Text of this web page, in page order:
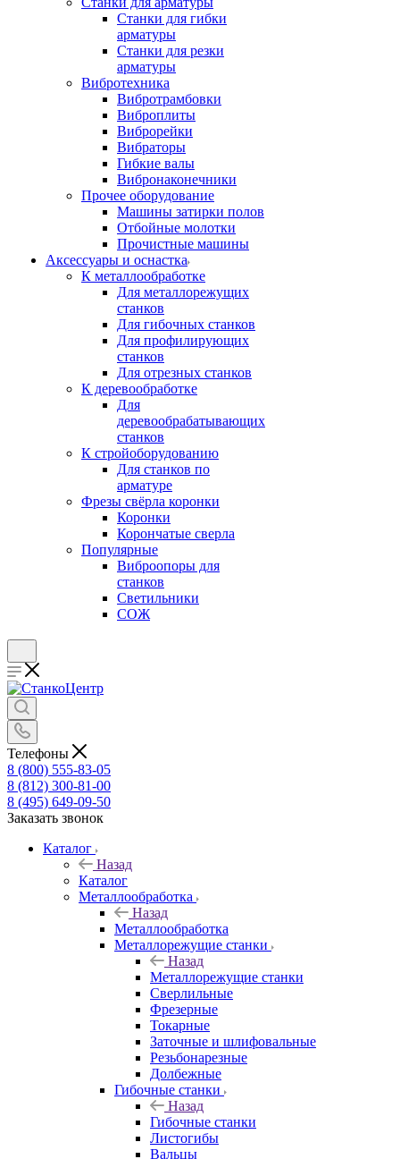
Станки для гибки
арматуры
Станки для резки
арматуры
Вибротехника
Вибротрамбовки
Виброплиты
Виброрейки
Вибраторы
Гибкие валы
Вибронаконечники
Прочее оборудование
Машины затирки полов
Отбойные молотки
Прочистные машины
Аксeccyapы и оснастка
К металлообработке
Для металлорежущих
станков
Для гибочных станков
Для профилирующих
станков
Для отрезных станков
К деревообработке
Для
деревообрабатывающих
станков
К стройоборудованию
Для станков по
арматуре
Фрезы свёрла коронки
Коронки
Корончатые сверла
Популярные
Виброопоры для
станков
Светильники
СОЖ
Телефоны
8 (800) 555-83-05
8 (812) 300-81-00
8 (495) 649-09-50
Заказать звонок
Каталог
Назад
Каталог
Металлообработка
Назад
Металлообработка
Металлорежущие станки
Назад
Металлорежущие станки
Сверлильные
Фрезерные
Токарные
Заточные и шлифовальные
Резьбонарезные
Долбежные
Гибочные станки
Назад
Гибочные станки
Листогибы
Вальцы